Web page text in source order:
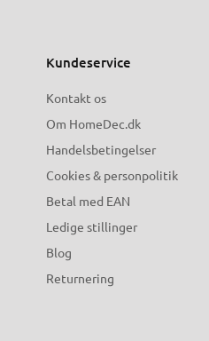
Kundeservice
Kontakt os
Om HomeDec.dk
Handelsbetingelser
Cookies & personpolitik
Betal med EAN
Ledige stillinger
Blog
Returnering